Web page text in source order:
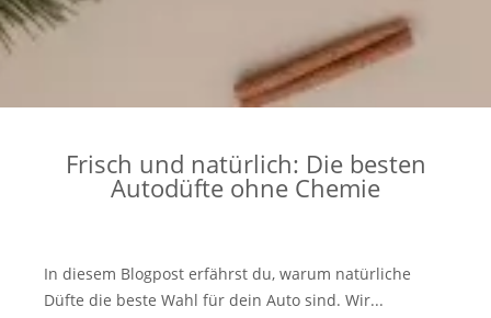
Frisch und natürlich: Die besten
Autodüfte ohne Chemie
In diesem Blogpost erfährst du, warum natürliche
Düfte die beste Wahl für dein Auto sind. Wir...